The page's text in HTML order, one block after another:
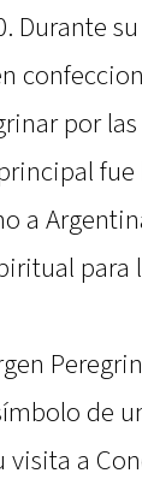
Durante
por
a
para
de
visita a